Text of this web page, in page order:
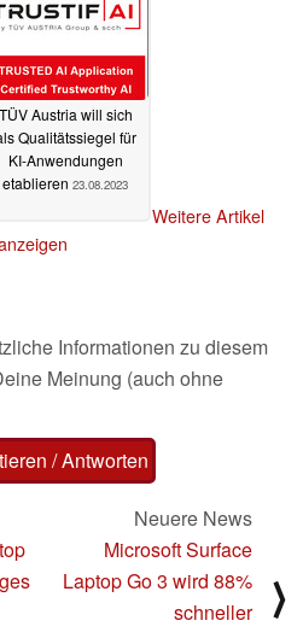
TÜV Austria will sich
Qualitätssiegel für
KI-Anwendungen
etablieren 23.08.2023
Weitere Artikel
Informationen zu diesem
Meinung (auch ohne
/ Antworten
Neuere News
Microsoft Surface
Laptop Go 3 wird 88%
schneller
⟩